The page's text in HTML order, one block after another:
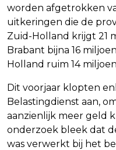
worden afgetrokken
uitkeringen die de
Zuid-Holland krijgt 21
Brabant bijna 16
Holland ruim 14
Dit voorjaar klopten
Belastingdienst aan,
aanzienlijk meer geld
onderzoek bleek dat
was verwerkt bij het